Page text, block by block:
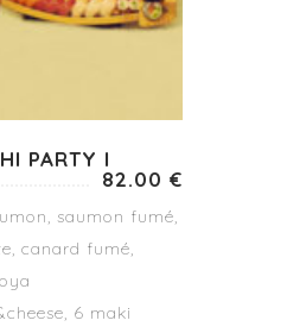
PARTY I
82.00 €
saumon fumé,
canard fumé,
6 maki